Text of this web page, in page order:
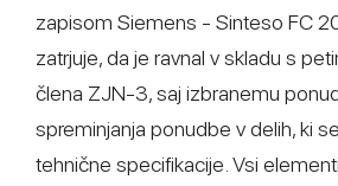
zapisom Siemens - Sinteso FC
zatrjuje, da je ravnal v skladu s
člena ZJN-3, saj izbranemu
spreminjanja ponudbe v delih, ki
tehnične specifikacije. Vsi